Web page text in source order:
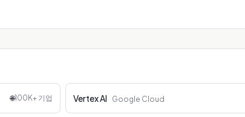
🌐100K+ 기업 Vertex AI Google Cloud